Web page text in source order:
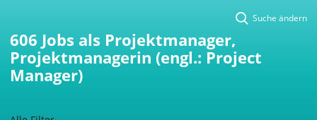
Suche ändern
606 Jobs als Projektmanager,
Projektmanagerin (engl.: Project
Manager)